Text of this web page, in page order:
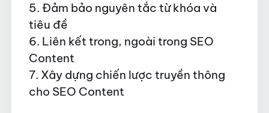
5. Đảm bảo nguyên tắc từ khóa và
tiêu đề
6. Liên kết trong, ngoài trong SEO
Content
7. Xây dựng chiến lược truyền thông
cho SEO Content